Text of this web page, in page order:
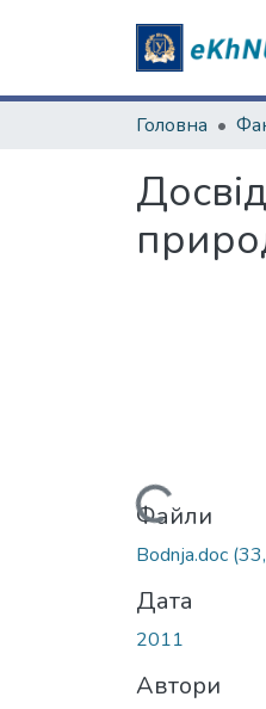
Головна
Вантажиться...
Файли
Bodnja.doc
Дата
2011
Автори